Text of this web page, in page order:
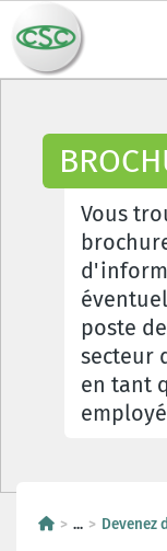
Vous
poste
secteur
en tant
... Devenez